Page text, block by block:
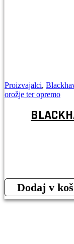
Proizvajalci,
orožje ter opremo
Dodaj v